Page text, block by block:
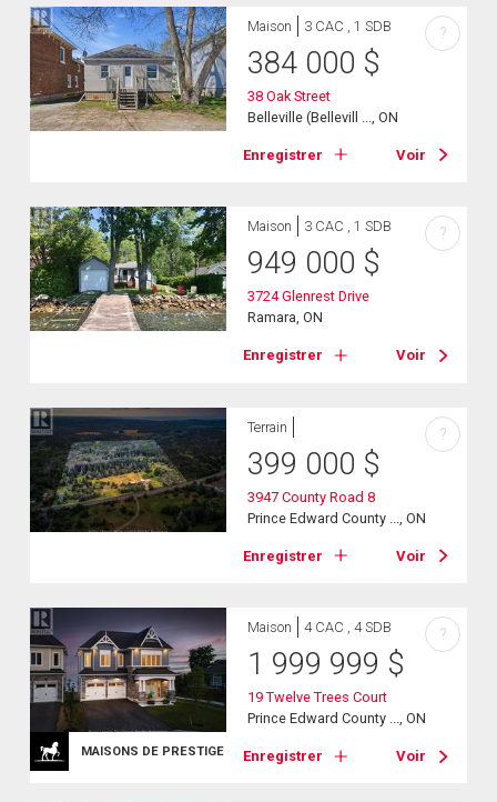
Maison 3 CAC , 1 SDB
384 000 $
38 Oak Street
Belleville (Bellevill ..., ON
Enregistrer Voir
?
Maison 3 CAC , 1 SDB
949 000 $
3724 Glenrest Drive
Ramara, ON
Enregistrer Voir
?
Terrain
399 000 $
3947 County Road 8
Prince Edward County ..., ON
Enregistrer Voir
?
MAISONS DE PRESTIGE
Maison 4 CAC , 4 SDB
1 999 999 $
19 Twelve Trees Court
Prince Edward County ..., ON
Enregistrer Voir
?